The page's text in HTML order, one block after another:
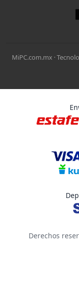
MiPC.com.mx ·
Derechos